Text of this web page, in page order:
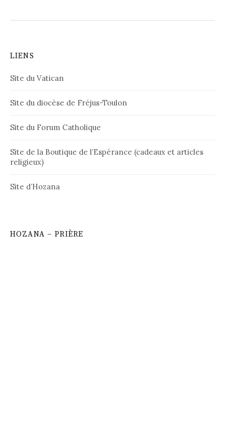
LIENS
Site du Vatican
Site du diocèse de Fréjus-Toulon
Site du Forum Catholique
Site de la Boutique de l’Espérance (cadeaux et articles
religieux)
Site d’Hozana
HOZANA – PRIÈRE